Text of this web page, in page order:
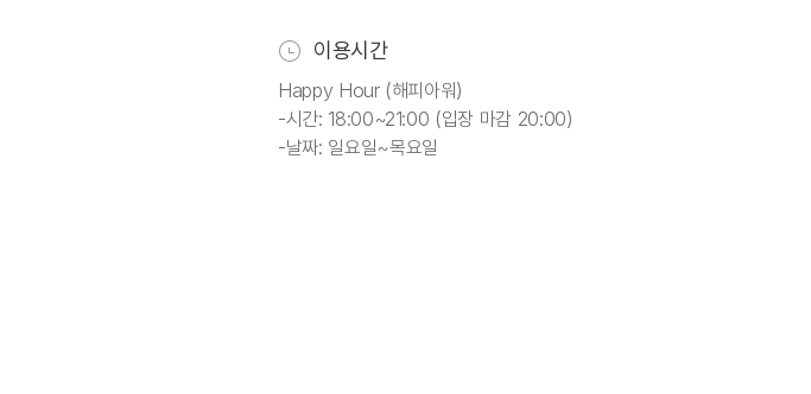
이용시간
Happy Hour (해피아워)
-시간: 18:00~21:00 (입장 마감 20:00)
-날짜: 일요일~목요일